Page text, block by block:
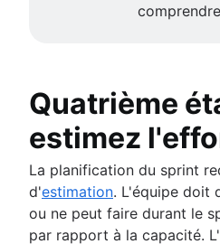
Quatrième
estimez
La planification du sprint
d'estimation. L'équipe doit
ou ne peut faire durant le
par rapport à la capacité.